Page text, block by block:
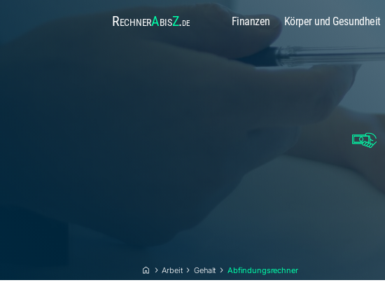
RechnerAbisZ.de Finanzen Körper und Gesundheit
Arbeit Gehalt Abfindungsrechner